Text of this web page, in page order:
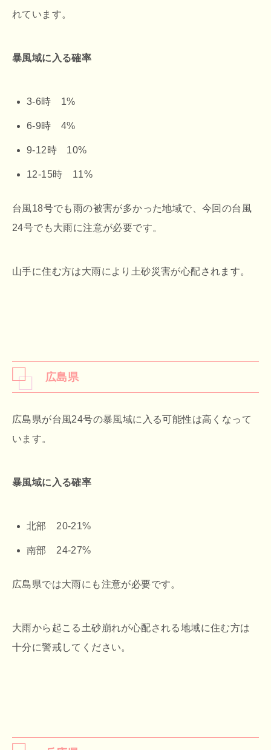
れています。
暴風域に入る確率
3-6時 1%
6-9時 4%
9-12時 10%
12-15時 11%
台風18号でも雨の被害が多かった地域で、今回の台風
24号でも大雨に注意が必要です。
山手に住む方は大雨により土砂災害が心配されます。
広島県
広島県が台風24号の暴風域に入る可能性は高くなって
います。
暴風域に入る確率
北部 20-21%
南部 24-27%
広島県では大雨にも注意が必要です。
大雨から起こる土砂崩れが心配される地域に住む方は
十分に警戒してください。